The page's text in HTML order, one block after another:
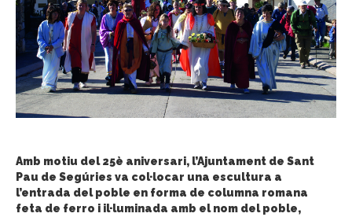
Amb motiu del 25è aniversari, l’Ajuntament de Sant
Pau de Segúries va col·locar una escultura a
l’entrada del poble en forma de columna romana
feta de ferro i il·luminada amb el nom del poble,